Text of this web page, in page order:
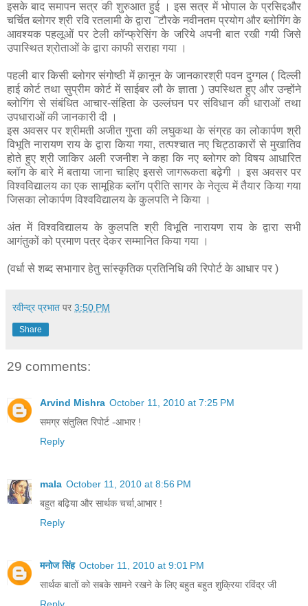
इसके बाद समापन सत्र की शुरुआत हुई । इस सत्र में भोपाल के प्रसिद्दऔर
चर्चित ब्लोगर श्री रवि रतलामी के द्वारा "टौरके नवीनतम प्रयोग और ब्लोगिंग के
आवश्यक पहलूओं पर टेली कॉन्फ्रेसिंग के जरिये अपनी बात रखी गयी जिसे
उपास्थित श्रोताओं के द्वारा काफी सराहा गया ।
पहली बार किसी ब्लोगर संगोष्ठी में क़ानून के जानकारश्री पवन दुग्गल ( दिल्ली
हाई कोर्ट तथा सुप्रीम कोर्ट में साईबर लौ के ज्ञाता ) उपस्थित हुए और उन्होंने
ब्लोगिंग से संबंधित आचार-संहिता के उल्लंघन पर संविधान की धाराओं तथा
उपधाराओं की जानकारी दी ।
इस अवसर पर श्रीमती अजीत गुप्ता की लघुकथा के संग्रह का लोकार्पण श्री
विभूति नारायण राय के द्वारा किया गया, तत्पश्चात नए चिट्ठाकारों से मुखातिव
होते हुए श्री जाकिर अली रजनीश ने कहा कि नए ब्लोगर को विषय आधारित
ब्लॉग के बारे में बताया जाना चाहिए इससे जागरूकता बढ़ेगी । इस अवसर पर
विश्वविद्यालय का एक सामूहिक ब्लॉग प्रीति सागर के नेतृत्व में तैयार किया गया
जिसका लोकार्पण विश्वविद्यालय के कुलपति ने किया ।
अंत में विश्वविद्यालय के कुलपति श्री विभूति नारायण राय के द्वारा सभी
आगंतुकों को प्रमाण पत्र देकर सम्मानित किया गया ।
(वर्धा से शब्द सभागार हेतु सांस्कृतिक प्रतिनिधि की रिपोर्ट के आधार पर )
रवीन्द्र प्रभात पर 3:50 PM
Share
29 comments:
Arvind Mishra October 11, 2010 at 7:25 PM
समग्र संतुलित रिपोर्ट -आभार !
Reply
mala October 11, 2010 at 8:56 PM
बहुत बढ़िया और सार्थक चर्चा,आभार !
Reply
मनोज सिंह October 11, 2010 at 9:01 PM
सार्थक बातों को सबके सामने रखने के लिए बहुत बहुत शुक्रिया रविंद्र जी
Reply